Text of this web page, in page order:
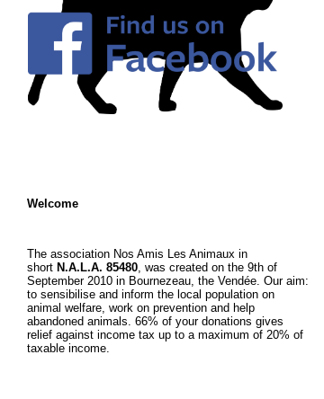
Welcome
The association Nos Amis Les Animaux in
short N.A.L.A. 85480 , was created on the 9th of
September 2010 in Bournezeau, the Vendée. Our aim:
to sensibilise and inform the local population on
animal welfare, work on prevention and help
abandoned animals. 66% of your donations gives
relief against income tax up to a maximum of 20% of
taxable income.